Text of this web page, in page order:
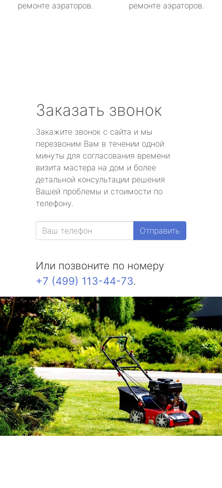
ремонте аэраторов.
ремонте аэраторов.
Заказать звонок
Закажите звонок с сайта и мы
перезвоним Вам в течении одной
минуты для согласования времени
визита мастера на дом и более
детальной консультации решения
Вашей проблемы и стоимости по
телефону.
Отправить
Или позвоните по номеру
+7 (499) 113-44-73.